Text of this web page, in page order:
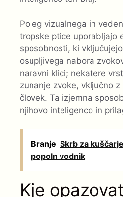
Poleg vizualnega in
tropske ptice uporabljajo
sposobnosti, ki
osupljivega nabora
naravni klici; nekatere
zunanje zvoke, vključno
človek. Ta izjemna
njihovo inteligenco in
Branje Skrb za
popoln vodnik
Kje